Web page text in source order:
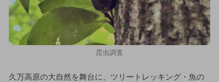
昆虫調査
久万高原の大自然を舞台に、ツリートレッキング・魚の